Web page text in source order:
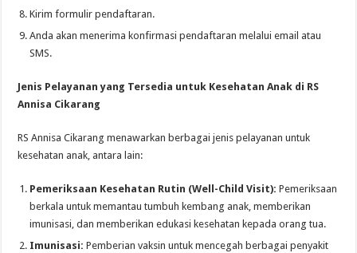
Kirim formulir pendaftaran.
Anda akan menerima konfirmasi pendaftaran melalui email atau
SMS.
Jenis Pelayanan yang Tersedia untuk Kesehatan Anak di RS
Annisa Cikarang
RS Annisa Cikarang menawarkan berbagai jenis pelayanan untuk
kesehatan anak, antara lain:
Pemeriksaan Kesehatan Rutin (Well-Child Visit): Pemeriksaan
berkala untuk memantau tumbuh kembang anak, memberikan
imunisasi, dan memberikan edukasi kesehatan kepada orang tua.
Imunisasi: Pemberian vaksin untuk mencegah berbagai penyakit